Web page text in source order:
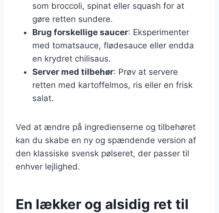
som broccoli, spinat eller squash for at
gøre retten sundere.
Brug forskellige saucer: Eksperimenter
med tomatsauce, flødesauce eller endda
en krydret chilisaus.
Server med tilbehør: Prøv at servere
retten med kartoffelmos, ris eller en frisk
salat.
Ved at ændre på ingredienserne og tilbehøret
kan du skabe en ny og spændende version af
den klassiske svensk pølseret, der passer til
enhver lejlighed.
En lækker og alsidig ret til